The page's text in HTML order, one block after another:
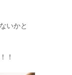
いかと
！